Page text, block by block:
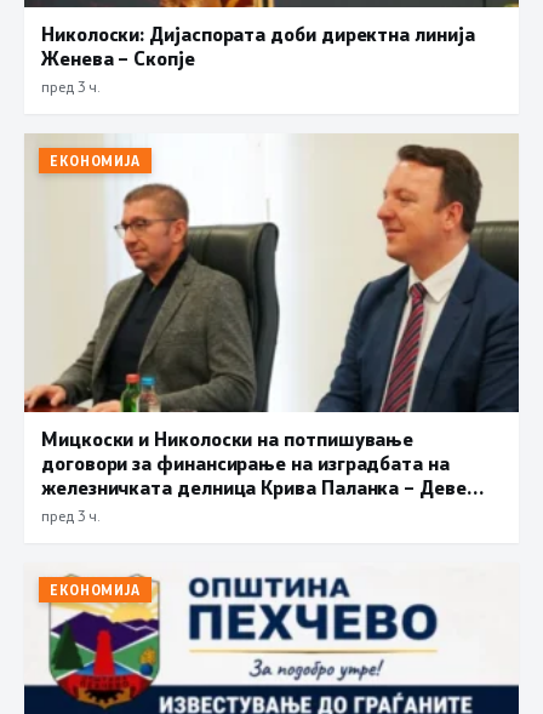
Николоски: Дијаспората доби директна линија
Женева – Скопје
пред 3 ч.
ЕКОНОМИЈА
Мицкоски и Николоски на потпишување
договори за финансирање на изградбата на
железничката делница Крива Паланка – Деве
Баир
пред 3 ч.
ЕКОНОМИЈА